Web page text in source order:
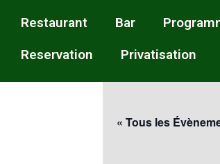
Restaurant Bar
Reservation
Privatisation
« Tous les